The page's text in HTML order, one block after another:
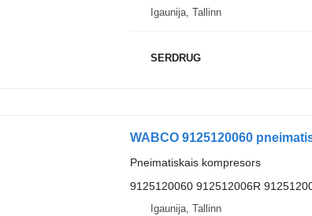
Igaunija, Tallinn
SERDRUG
Pneimatiskais kompresors
9125120060 912512006R
Igaunija, Tallinn